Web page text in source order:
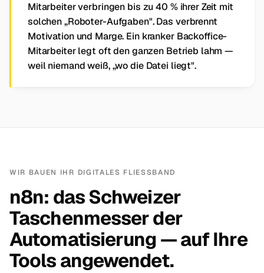
Mitarbeiter verbringen bis zu 40 % ihrer Zeit mit
solchen „Roboter-Aufgaben". Das verbrennt
Motivation und Marge. Ein kranker Backoffice-
Mitarbeiter legt oft den ganzen Betrieb lahm —
weil niemand weiß, „wo die Datei liegt".
WIR BAUEN IHR DIGITALES FLIESSBAND
n8n: das Schweizer
Taschenmesser der
Automatisierung — auf Ihre
Tools angewendet.